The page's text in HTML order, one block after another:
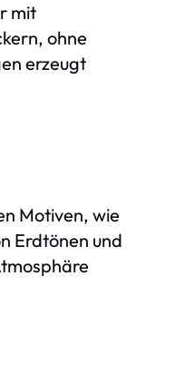
mit
ohne
erzeugt
Motiven, wie
Erdtönen und